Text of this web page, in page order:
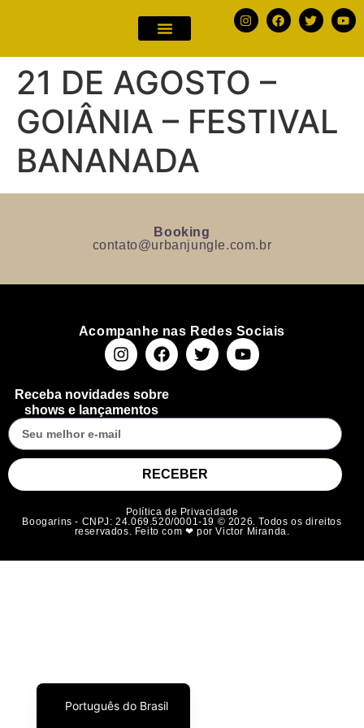
21 DE AGOSTO –
GOIÂNIA – FESTIVAL
BANANADA
Booking
contato@urbanjungle.com.br
Acompanhe nas Redes Sociais
Receba novidades sobre
shows e lançamentos
RECEBER
Política de Privacidade
Boogarins - CNPJ: 24.069.520/0001-19 © 2026. Todos os direitos
reservados. Feito com ❤ por Victor Miranda.
Português do Brasil